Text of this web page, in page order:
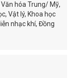
hóa Trung/ Mỹ,
Vật lý, Khoa học
nhạc khí, Đồng